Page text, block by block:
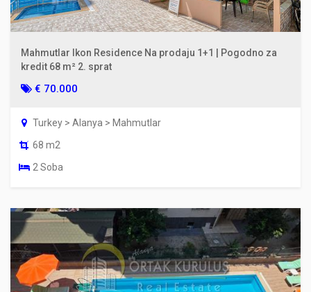
Mahmutlar Ikon Residence Na prodaju 1+1 | Pogodno za
kredit 68 m² 2. sprat
€ 70.000
Turkey > Alanya > Mahmutlar
68 m2
2 Soba